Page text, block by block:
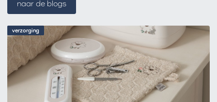
verzorging
naar de blogs